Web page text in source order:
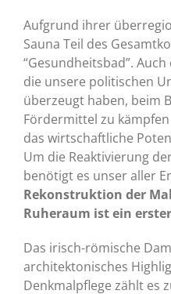
Aufgrund ihrer
Sauna Teil des
“Gesundheitsbad”.
die unsere politischen
überzeugt haben, beim
Fördermittel zu
das wirtschaftliche
Um die Reaktivierung
benötigt es unser aller
Rekonstruktion der
Ruheraum ist ein
Das irisch-römische
architektonisches
Denkmalpflege zählt es